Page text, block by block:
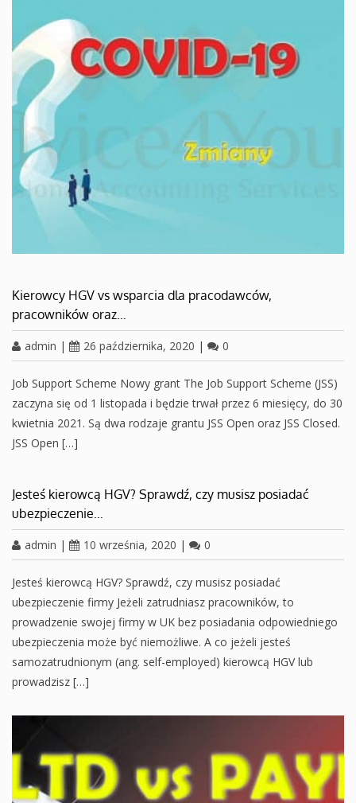
Kierowcy HGV vs wsparcia dla pracodawców,
pracowników oraz…
admin | 26 października, 2020 | 0
Job Support Scheme Nowy grant The Job Support Scheme (JSS)
zaczyna się od 1 listopada i będzie trwał przez 6 miesięcy, do 30
kwietnia 2021. Są dwa rodzaje grantu JSS Open oraz JSS Closed.
JSS Open […]
Jesteś kierowcą HGV? Sprawdź, czy musisz posiadać
ubezpieczenie…
admin | 10 września, 2020 | 0
Jesteś kierowcą HGV? Sprawdź, czy musisz posiadać
ubezpieczenie firmy Jeżeli zatrudniasz pracowników, to
prowadzenie swojej firmy w UK bez posiadania odpowiedniego
ubezpieczenia może być niemożliwe. A co jeżeli jesteś
samozatrudnionym (ang. self-employed) kierowcą HGV lub
prowadzisz […]